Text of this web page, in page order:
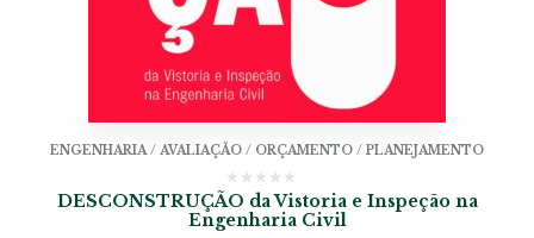
ENGENHARIA / AVALIAÇÃO / ORÇAMENTO / PLANEJAMENTO
DESCONSTRUÇÃO da Vistoria e Inspeção na
Engenharia Civil